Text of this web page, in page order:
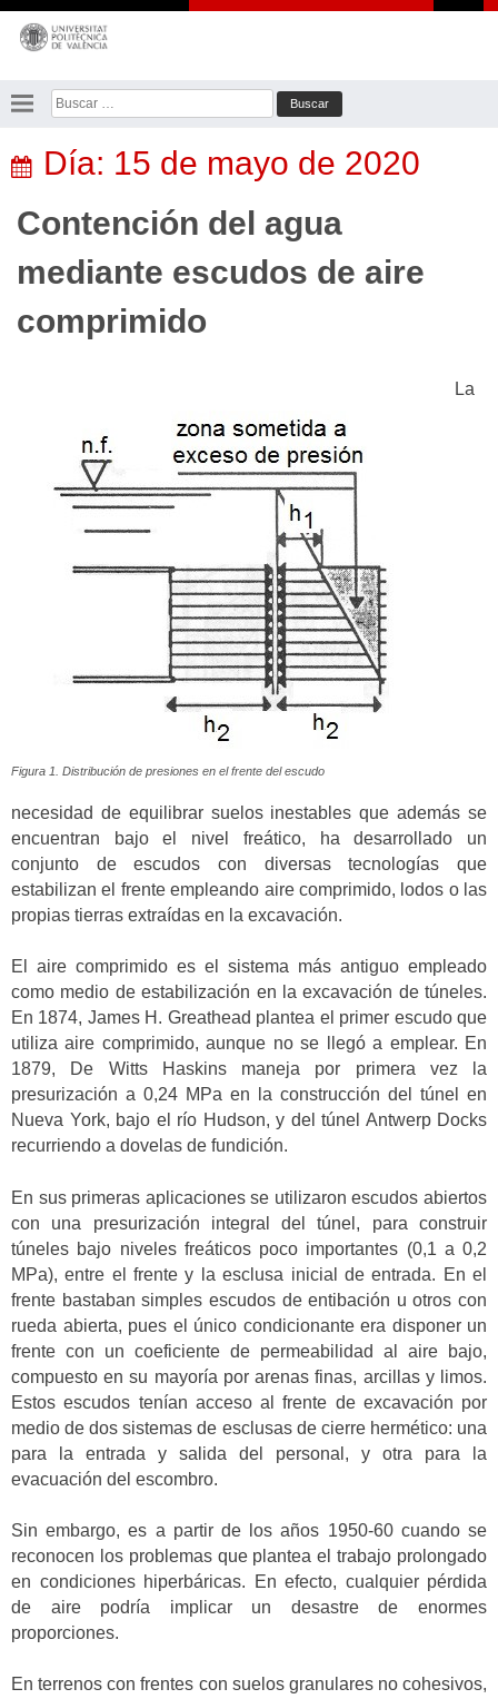
Saltar
contenido
Buscar:
Día: 15 de mayo de 2020
Contención del agua
mediante escudos de aire
comprimido
Figura 1. Distribución de presiones en el frente del escudo
La
necesidad de equilibrar suelos inestables que además se
encuentran bajo el nivel freático, ha desarrollado un
conjunto de escudos con diversas tecnologías que
estabilizan el frente empleando aire comprimido, lodos o las
propias tierras extraídas en la excavación.
El aire comprimido es el sistema más antiguo empleado
como medio de estabilización en la excavación de túneles.
En 1874, James H. Greathead plantea el primer escudo que
utiliza aire comprimido, aunque no se llegó a emplear. En
1879, De Witts Haskins maneja por primera vez la
presurización a 0,24 MPa en la construcción del túnel en
Nueva York, bajo el río Hudson, y del túnel Antwerp Docks
recurriendo a dovelas de fundición.
En sus primeras aplicaciones se utilizaron escudos abiertos
con una presurización integral del túnel, para construir
túneles bajo niveles freáticos poco importantes (0,1 a 0,2
MPa), entre el frente y la esclusa inicial de entrada. En el
frente bastaban simples escudos de entibación u otros con
rueda abierta, pues el único condicionante era disponer un
frente con un coeficiente de permeabilidad al aire bajo,
compuesto en su mayoría por arenas finas, arcillas y limos.
Estos escudos tenían acceso al frente de excavación por
medio de dos sistemas de esclusas de cierre hermético: una
para la entrada y salida del personal, y otra para la
evacuación del escombro.
Sin embargo, es a partir de los años 1950-60 cuando se
reconocen los problemas que plantea el trabajo prolongado
en condiciones hiperbáricas. En efecto, cualquier pérdida
de aire podría implicar un desastre de enormes
proporciones.
En terrenos con frentes con suelos granulares no cohesivos,